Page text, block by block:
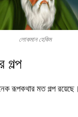
লোকমান হেকিম
গল্প
রূপকথার মত গল্প